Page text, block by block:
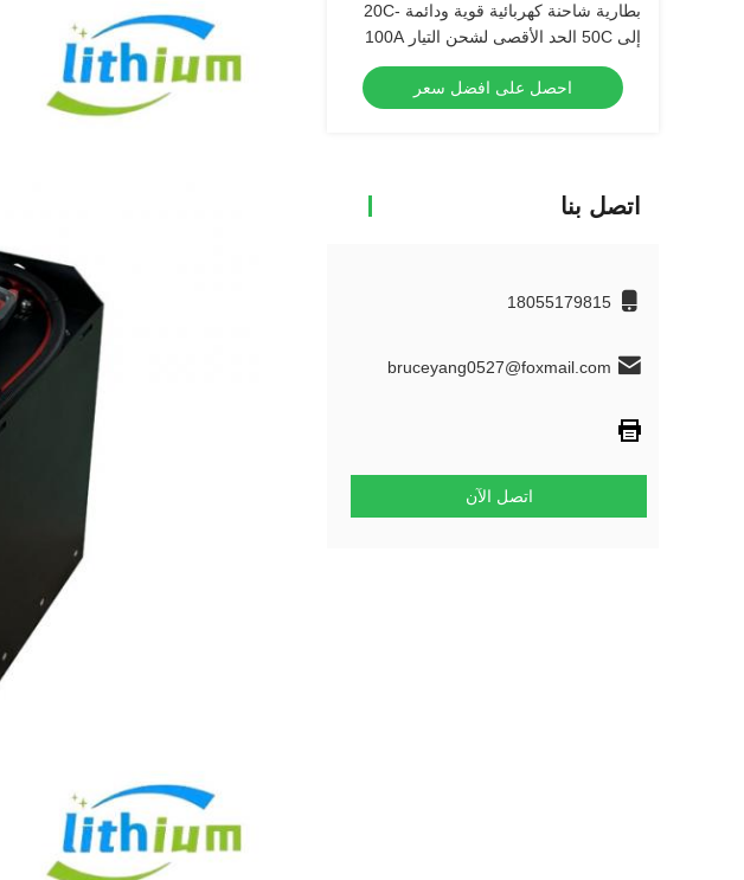
بطارية شاحنة كهربائية قوية ودائمة -20C
إلى 50C الحد الأقصى لشحن التيار 100A
احصل على افضل سعر
اتصل بنا
18055179815
bruceyang0527@foxmail.com
اتصل الآن